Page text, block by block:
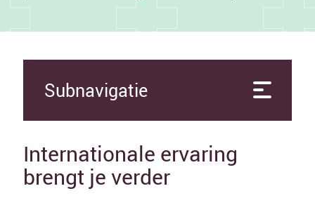
Subnavigatie
Internationale ervaring
brengt je verder